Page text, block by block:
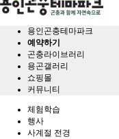
용인곤충테마파크
예약하기
곤충라이브러리
용곤갤러리
쇼핑몰
커뮤니티
체험학습
행사
사계절 전경